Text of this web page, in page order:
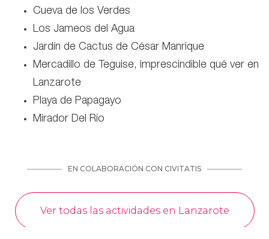
Cueva de los Verdes
Los Jameos del Agua
Jardín de Cactus de César Manrique
Mercadillo de Teguise, imprescindible qué ver en
Lanzarote
Playa de Papagayo
Mirador Del Río